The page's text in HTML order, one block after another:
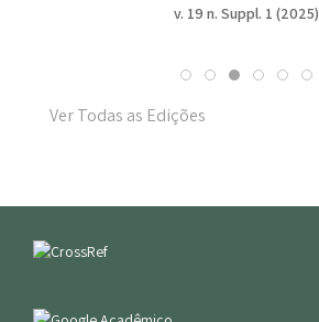
v. 19 n. Suppl. 1 (2025)
Ver Todas as Edições